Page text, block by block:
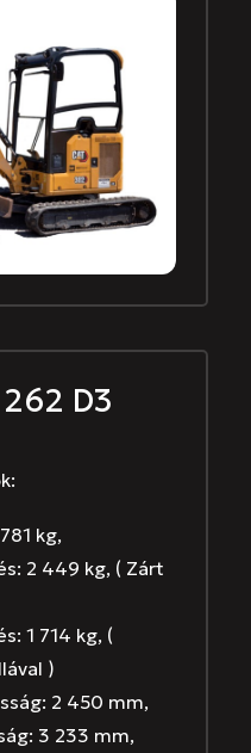
262 D3
kg,
2 449 kg, ( Zárt
1 714 kg, (
)
2 450 mm,
3 233 mm,